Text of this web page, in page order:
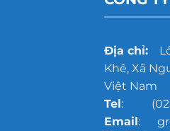
Địa chỉ:Lô
Khê, Xã
Việt Nam
Tel:
Email: